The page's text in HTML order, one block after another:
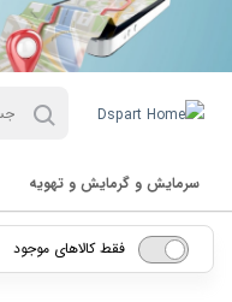
سرمایش و گرمایش و تهویه
فقط کالاهای موجود